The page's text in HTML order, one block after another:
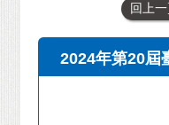
回上
2024年第20屆